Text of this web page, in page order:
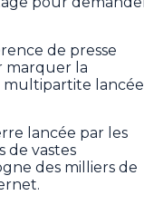
de presse
marquer la
multipartite lancée
lancée par les
de vastes
des milliers de